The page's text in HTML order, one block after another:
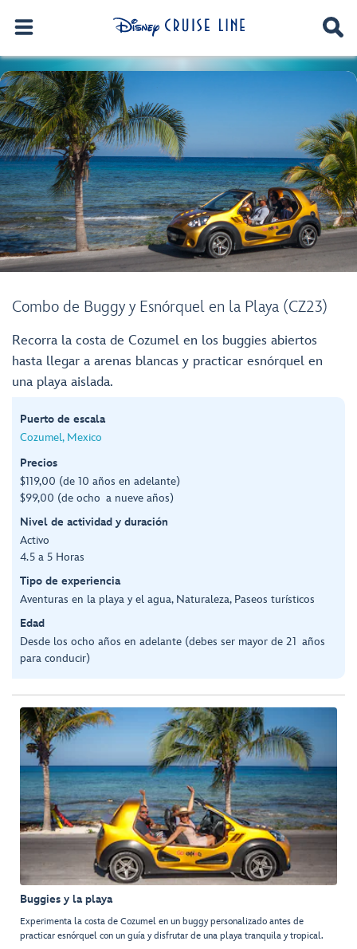
Combo de Buggy y Esnórquel en la Playa (CZ23)
Recorra la costa de Cozumel en los buggies abiertos
hasta llegar a arenas blancas y practicar esnórquel en
una playa aislada.
Puerto de escala
Cozumel, Mexico
Precios
$119,00 (de 10 años en adelante)
$99,00 (de ocho a nueve años)
Nivel de actividad y duración
Activo
4.5 a 5 Horas
Tipo de experiencia
Aventuras en la playa y el agua, Naturaleza, Paseos turísticos
Edad
Desde los ocho años en adelante (debes ser mayor de 21 años
para conducir)
Buggies y la playa
Experimenta la costa de Cozumel en un buggy personalizado antes de
practicar esnórquel con un guía y disfrutar de una playa tranquila y tropical.